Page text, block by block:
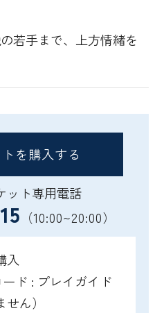
若手まで、上方情緒を
を購入する
ット専用電話
（10:00~20:00）
入
ード : プレイガイド
ん）